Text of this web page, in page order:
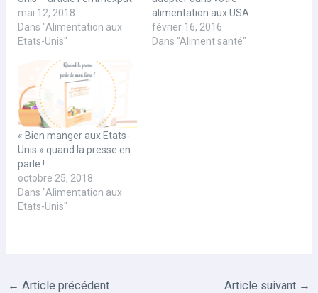
mai 12, 2018
Dans "Alimentation aux
Etats-Unis"
alimentation aux USA
février 16, 2016
Dans "Aliment santé"
« Bien manger aux Etats-
Unis » quand la presse en
parle !
octobre 25, 2018
Dans "Alimentation aux
Etats-Unis"
← Article précédent Article suivant →